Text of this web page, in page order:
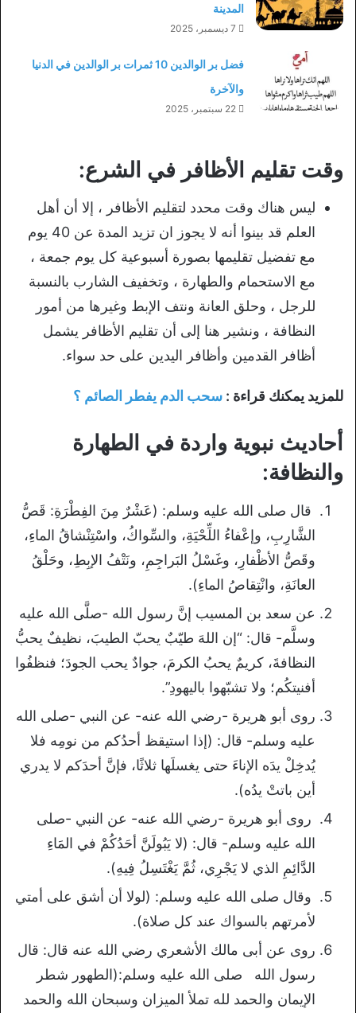
المدينة
7 ديسمبر، 2025
فضل بر الوالدين 10 ثمرات بر الوالدين في الدنيا
والآخرة
22 سبتمبر، 2025
وقت تقليم الأظافر في الشرع:
ليس هناك وقت محدد لتقليم الأظافر ، إلا أن أهل
العلم قد بينوا أنه لا يجوز ان تزيد المدة عن 40 يوم
مع تفضيل تقليمها بصورة أسبوعية كل يوم جمعة ،
مع الاستحمام والطهارة ، وتخفيف الشارب بالنسبة
للرجل ، وحلق العانة ونتف الإبط وغيرها من أمور
النظافة ، ونشير هنا إلى أن تقليم الأظافر يشمل
أظافر القدمين وأظافر اليدين على حد سواء.
للمزيد يمكنك قراءة : سحب الدم يفطر الصائم ؟
أحاديث نبوية واردة في الطهارة
والنظافة:
قال صلى الله عليه وسلم: (عَشْرٌ مِنَ الفِطْرَةِ: قَصُّ
الشَّارِبِ، وإعْفاءُ اللِّحْيَةِ، والسِّواكُ، واسْتِنْشاقُ الماءِ،
وقَصُّ الأظْفارِ، وغَسْلُ البَراجِمِ، ونَتْفُ الإبِطِ، وحَلْقُ
العانَةِ، وانْتِقاصُ الماءِ).
عن سعد بن المسيب إنَّ رسول الله -صلَّى الله عليه
وسلَّم- قال: “إن اللهَ طيّبٌ يحبّ الطيبَ، نظيفٌ يحبُّ
النظافةَ، كريمٌ يحبُ الكرمَ، جوادٌ يحب الجودَ؛ فنظفُوا
أفنيتكُم؛ ولا تشبّهوا باليهودِ”.
روى أبو هريرة -رضي الله عنه- عن النبي -صلى الله
عليه وسلم- قال: (إذا استيقظ أحدُكم من نومِه فلا
يُدخِلْ يدَه الإناءَ حتى يغسلَها ثلاثًا، فإنَّ أحدَكم لا يدري
أين باتتْ يدُه).
روى أبو هريرة -رضي الله عنه- عن النبي -صلى
الله عليه وسلم- قال: (لا يَبُولَنَّ أحَدُكُمْ في المَاءِ
الدَّائِمِ الذي لا يَجْرِي، ثُمَّ يَغْتَسِلُ فِيهِ).
وقال صلى الله عليه وسلم: (لولا أن أشق على أمتي
لأمرتهم بالسواك عند كل صلاة).
روى عن أبى مالك الأشعري رضي الله عنه قال: قال
رسول الله صلى الله عليه وسلم:(الطهور شطر
الإيمان والحمد لله تملأ الميزان وسبحان الله والحمد